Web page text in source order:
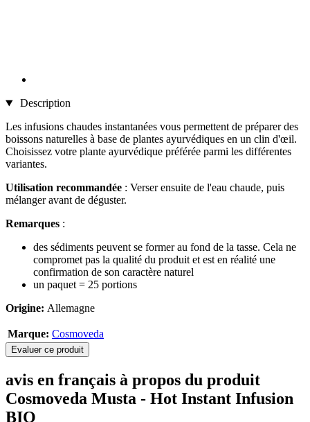
Description
Les infusions chaudes instantanées vous permettent de préparer des
boissons naturelles à base de plantes ayurvédiques en un clin d'œil.
Choisissez votre plante ayurvédique préférée parmi les différentes
variantes.
Utilisation recommandée : Verser ensuite de l'eau chaude, puis
mélanger avant de déguster.
Remarques :
des sédiments peuvent se former au fond de la tasse. Cela ne
compromet pas la qualité du produit et est en réalité une
confirmation de son caractère naturel
un paquet = 25 portions
Origine: Allemagne
Marque: Cosmoveda
Evaluer ce produit
avis en français à propos du produit
Cosmoveda Musta - Hot Instant Infusion
BIO